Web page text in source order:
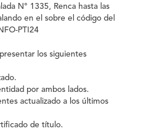
N° 1335, Renca hasta las
en el sobre el código del
PTI24
los siguientes
por ambos lados.
actualizado a los últimos
de título.